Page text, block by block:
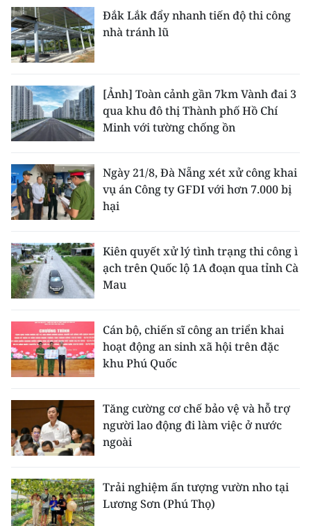
Đắk Lắk đẩy nhanh tiến độ thi công
nhà tránh lũ
[Ảnh] Toàn cảnh gần 7km Vành đai 3
qua khu đô thị Thành phố Hồ Chí
Minh với tường chống ồn
Ngày 21/8, Đà Nẵng xét xử công khai
vụ án Công ty GFDI với hơn 7.000 bị
hại
Kiên quyết xử lý tình trạng thi công ì
ạch trên Quốc lộ 1A đoạn qua tỉnh Cà
Mau
Cán bộ, chiến sĩ công an triển khai
hoạt động an sinh xã hội trên đặc
khu Phú Quốc
Tăng cường cơ chế bảo vệ và hỗ trợ
người lao động đi làm việc ở nước
ngoài
Trải nghiệm ấn tượng vườn nho tại
Lương Sơn (Phú Thọ)